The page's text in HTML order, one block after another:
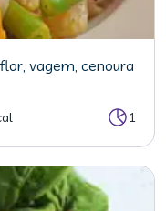
vagem, cenoura
1